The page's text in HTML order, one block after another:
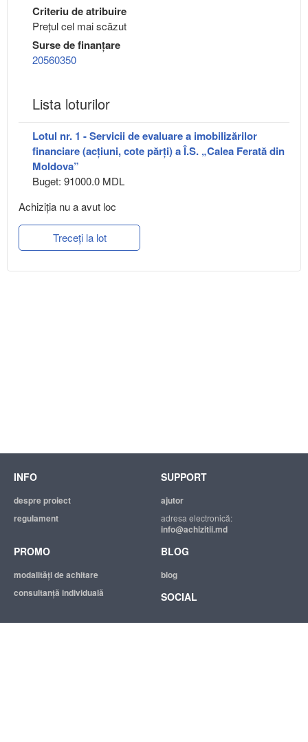
Criteriu de atribuire
Preţul cel mai scăzut
Surse de finanțare
20560350
Lista loturilor
Lotul nr. 1 - Servicii de evaluare a imobilizărilor
financiare (acțiuni, cote părți) a Î.S. „Calea Ferată din
Moldova”
Buget: 91000.0 MDL
Achiziţia nu a avut loc
Treceți la lot
INFO
despre proiect
regulament
SUPPORT
ajutor
adresa electronică:
info@achizitii.md
PROMO
modalităţi de achitare
consultanță individuală
BLOG
blog
SOCIAL